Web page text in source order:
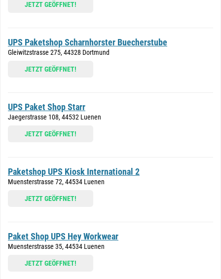
JETZT GEÖFFNET!
UPS Paketshop Scharnhorster Buecherstube
Gleiwitzstrasse 275, 44328 Dortmund
JETZT GEÖFFNET!
UPS Paket Shop Starr
Jaegerstrasse 108, 44532 Luenen
JETZT GEÖFFNET!
Paketshop UPS Kiosk International 2
Muensterstrasse 72, 44534 Luenen
JETZT GEÖFFNET!
Paket Shop UPS Hey Workwear
Muensterstrasse 35, 44534 Luenen
JETZT GEÖFFNET!